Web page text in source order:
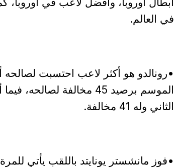
في العالم.
•رونالدو هو أكثر لاعب احتسبت
الموسم برصيد 45 مخالفة
الثاني وله 41 مخالفة.